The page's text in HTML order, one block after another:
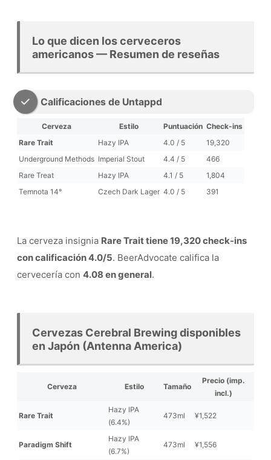
Lo que dicen los cerveceros
americanos — Resumen de reseñas
Calificaciones de Untappd
Cerveza Estilo Puntuación Check-ins
Rare Trait
Hazy IPA 4.0 / 5
19,320
Underground Methods Imperial Stout 4.4 / 5
466
Rare Treat
Hazy IPA 4.1 / 5
1,804
Temnota 14°
Czech Dark Lager 4.0 / 5 391
La cerveza insignia Rare Trait tiene 19,320 check-ins
con calificación 4.0/5. BeerAdvocate califica la
cervecería con 4.08 en general.
Cervezas Cerebral Brewing disponibles
en Japón (Antenna America)
Cerveza Estilo Tamaño
Precio (imp.
incl.)
Rare Trait
Hazy IPA
(6.4%)
473ml ¥1,522
Paradigm Shift
Hazy IPA
(6.7%)
473ml ¥1,556